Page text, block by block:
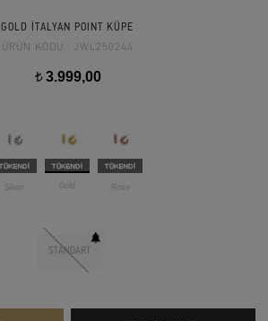
GOLD İTALYAN POINT KÜPE
ÜRÜN KODU : JWL250244
t3.999,00
Silver Gold Rose
STANDART